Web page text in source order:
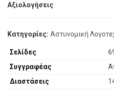
Αξιολογήσεις
Κατηγορίες: Αστυνομική
Σελίδες
Συγγραφέας
Διαστάσεις